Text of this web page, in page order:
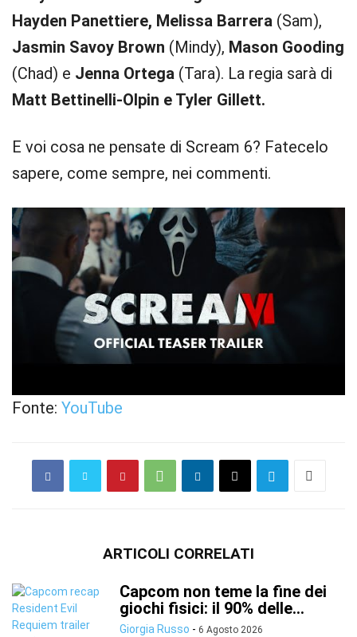
Hayden Panettiere, Melissa Barrera (Sam),
Jasmin Savoy Brown (Mindy), Mason Gooding
(Chad) e Jenna Ortega (Tara). La regia sarà di
Matt Bettinelli-Olpin e Tyler Gillett.
E voi cosa ne pensate di Scream 6? Fatecelo
sapere, come sempre, nei commenti.
Fonte: YouTube
ARTICOLI CORRELATI
Capcom non teme la fine dei
giochi fisici: il 90% delle...
Giorgia Russo - 6 Agosto 2026